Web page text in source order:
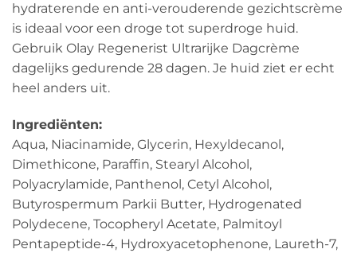
hydraterende en anti-verouderende gezichtscrème
is ideaal voor een droge tot superdroge huid.
Gebruik Olay Regenerist Ultrarijke Dagcrème
dagelijks gedurende 28 dagen. Je huid ziet er echt
heel anders uit.
Ingrediënten:
Aqua, Niacinamide, Glycerin, Hexyldecanol,
Dimethicone, Paraffin, Stearyl Alcohol,
Polyacrylamide, Panthenol, Cetyl Alcohol,
Butyrospermum Parkii Butter, Hydrogenated
Polydecene, Tocopheryl Acetate, Palmitoyl
Pentapeptide-4, Hydroxyacetophenone, Laureth-7,